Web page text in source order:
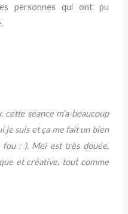
personnes qui ont pu
séance m’a beaucoup
je suis et ça me fait un bien
: ). Mei est très douée,
et créative, tout comme